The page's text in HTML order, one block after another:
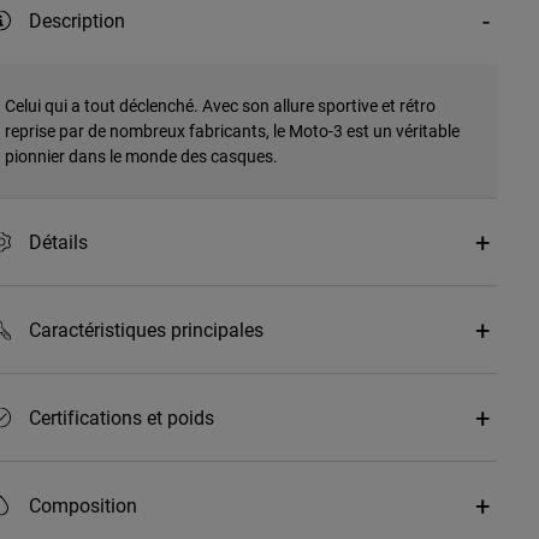
Description
Celui qui a tout déclenché. Avec son allure sportive et rétro
reprise par de nombreux fabricants, le Moto-3 est un véritable
pionnier dans le monde des casques.
Détails
Caractéristiques principales
Certifications et poids
Composition